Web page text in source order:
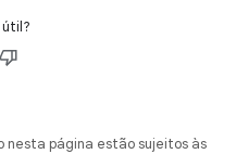
útil?
nesta página estão sujeitos às